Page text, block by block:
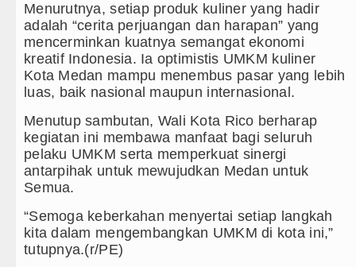
Menurutnya, setiap produk kuliner yang hadir
adalah “cerita perjuangan dan harapan” yang
mencerminkan kuatnya semangat ekonomi
kreatif Indonesia. Ia optimistis UMKM kuliner
Kota Medan mampu menembus pasar yang lebih
luas, baik nasional maupun internasional.
Menutup sambutan, Wali Kota Rico berharap
kegiatan ini membawa manfaat bagi seluruh
pelaku UMKM serta memperkuat sinergi
antarpihak untuk mewujudkan Medan untuk
Semua.
“Semoga keberkahan menyertai setiap langkah
kita dalam mengembangkan UMKM di kota ini,”
tutupnya.(r/PE)